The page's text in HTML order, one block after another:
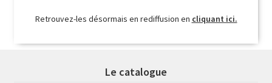
Retrouvez-les désormais en rediffusion en cliquant ici.
Le catalogue